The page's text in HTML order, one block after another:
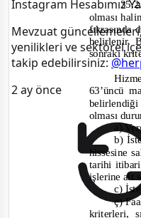
Instagram Hesabımız
Mevzuat
yenilikleri ve sektörel
takip edebilirsiniz:
2 ay önce
olması
fıkrasında
belirlenir.
sonraki
63’üncü
olması
a)
b)
hissesine
tarihi itib
işlerine ait
c)
ç)
kriterleri,